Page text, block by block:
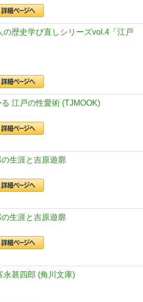
の歴史学び直しシリーズvol.4「江戸
江戸の性愛術 (TJMOOK)
生涯と吉原遊廓
生涯と吉原遊廓
永甚四郎 (角川文庫)